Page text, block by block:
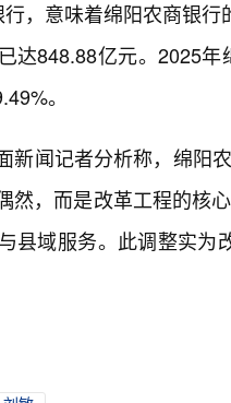
，意味着绵阳农商银
达848.88亿元。2025
。
新闻记者分析称，绵阳
然，而是改革工程的核
县域服务。此调整实